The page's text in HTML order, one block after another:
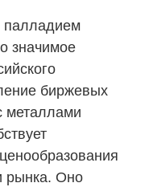
палладием
значимое
биржевых
металлами
рынка. Оно